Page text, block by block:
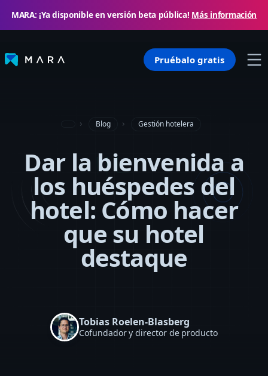
MARA: ¡Ya disponible en versión beta pública! Más información
Pruébalo gratis
Blog Gestión hotelera
Dar la bienvenida a
los huéspedes del
hotel: Cómo hacer
que su hotel
destaque
Tobias Roelen-Blasberg
Cofundador y director de producto